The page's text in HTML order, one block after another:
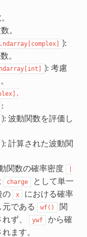
。
):
。
): 考慮
:
): 波動関数を評価し
): 計算された波動関
関数の確率密度
charge
として単一
の
x
における確率
である
wf()
関
ず、
ywf
から確
ます。